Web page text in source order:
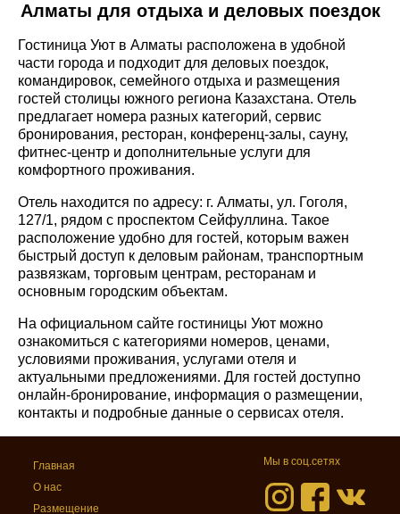
Алматы для отдыха и деловых поездок
Гостиница Уют в Алматы расположена в удобной
части города и подходит для деловых поездок,
командировок, семейного отдыха и размещения
гостей столицы южного региона Казахстана. Отель
предлагает номера разных категорий, сервис
бронирования, ресторан, конференц-залы, сауну,
фитнес-центр и дополнительные услуги для
комфортного проживания.
Отель находится по адресу: г. Алматы, ул. Гоголя,
127/1, рядом с проспектом Сейфуллина. Такое
расположение удобно для гостей, которым важен
быстрый доступ к деловым районам, транспортным
развязкам, торговым центрам, ресторанам и
основным городским объектам.
На официальном сайте гостиницы Уют можно
ознакомиться с категориями номеров, ценами,
условиями проживания, услугами отеля и
актуальными предложениями. Для гостей доступно
онлайн-бронирование, информация о размещении,
контакты и подробные данные о сервисах отеля.
Главная
О нас
Размещение
Мы в соц.сетях